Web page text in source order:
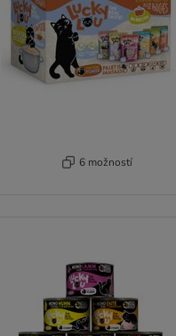
6 možností